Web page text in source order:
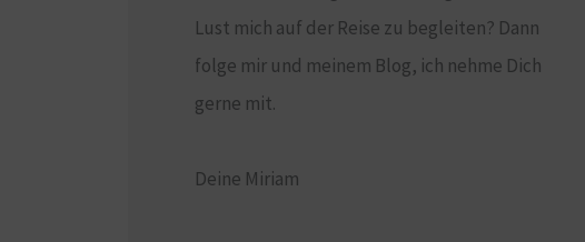
Lust mich auf der Reise zu begleiten? Dann
folge mir und meinem Blog, ich nehme Dich
gerne mit.
Deine Miriam